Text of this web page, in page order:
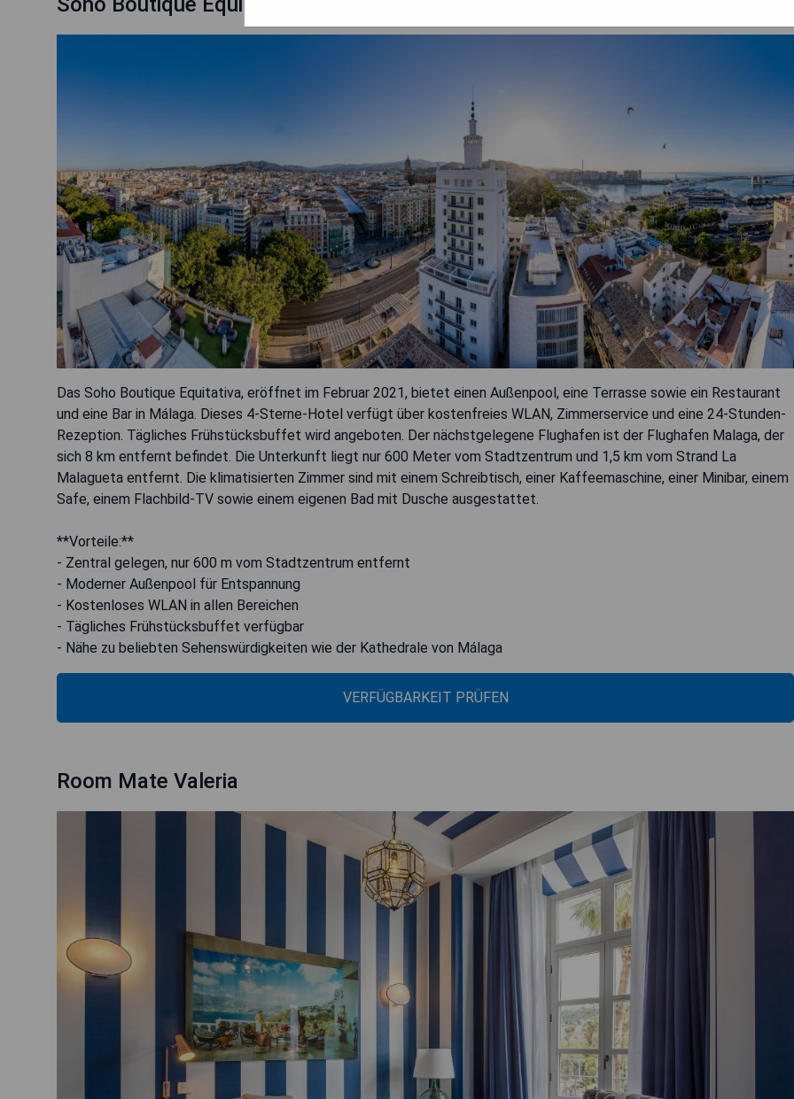
Das Soho Boutique Equitativa, eröffnet im Februar 2021, bietet einen Außenpool, eine Terrasse sowie ein Restaurant
und eine Bar in Málaga. Dieses 4-Sterne-Hotel verfügt über kostenfreies WLAN, Zimmerservice und eine 24-Stunden-
Rezeption. Tägliches Frühstücksbuffet wird angeboten. Der nächstgelegene Flughafen ist der Flughafen Malaga, der
sich 8 km entfernt befindet. Die Unterkunft liegt nur 600 Meter vom Stadtzentrum und 1,5 km vom Strand La
Malagueta entfernt. Die klimatisierten Zimmer sind mit einem Schreibtisch, einer Kaffeemaschine, einer Minibar, einem
Safe, einem Flachbild-TV sowie einem eigenen Bad mit Dusche ausgestattet.
**Vorteile:**
- Zentral gelegen, nur 600 m vom Stadtzentrum entfernt
- Moderner Außenpool für Entspannung
- Kostenloses WLAN in allen Bereichen
- Tägliches Frühstücksbuffet verfügbar
- Nähe zu beliebten Sehenswürdigkeiten wie der Kathedrale von Málaga
VERFÜGBARKEIT PRÜFEN
Room Mate Valeria